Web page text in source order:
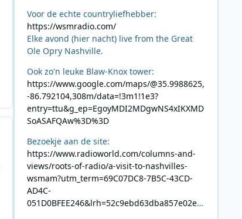
Voor de echte countryliefhebber:
https://wsmradio.com/
Elke avond (hier nacht) live from the Great
Ole Opry Nashville.
Ook zo'n leuke Blaw-Knox tower:
https://www.google.com/maps/@35.9988625,
-86.792104,308m/data=!3m1!1e3?
entry=ttu&g_ep=EgoyMDI2MDgwNS4xIKXMD
SoASAFQAw%3D%3D
Bezoekje aan de site:
https://www.radioworld.com/columns-and-
views/roots-of-radio/a-visit-to-nashvilles-
wsmam?utm_term=69C07DC8-7B5C-43CD-
AD4C-
051D0BFEE246&lrh=52c9ebd63dba857e02ec